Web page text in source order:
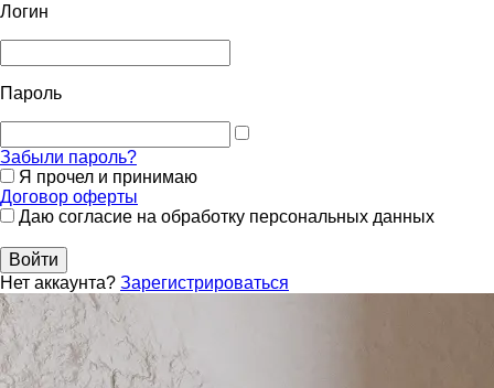
Логин
Пароль
Забыли пароль?
Я прочел и принимаю
Договор оферты
Даю согласие на обработку персональных данных
Войти
Нет аккаунта? Зарегистрироваться